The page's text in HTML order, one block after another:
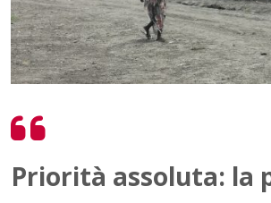
Priorità assoluta: la